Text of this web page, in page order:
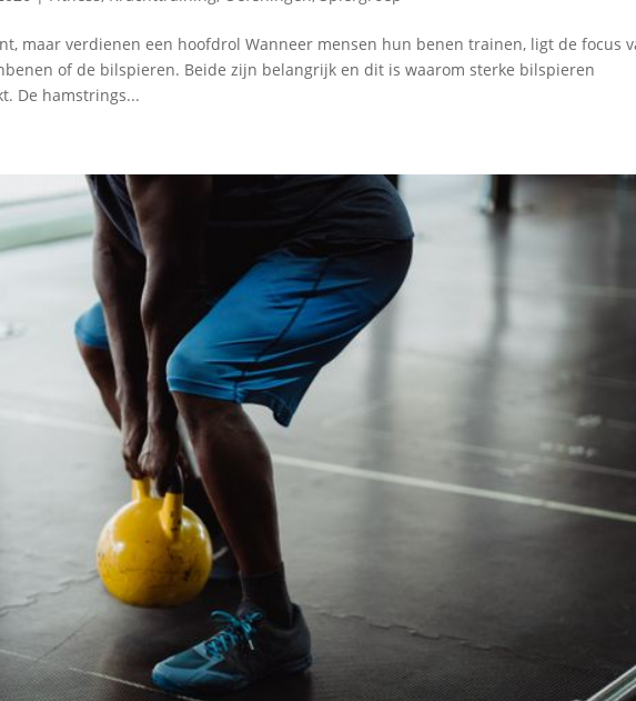
maar verdienen een hoofdrol Wanneer mensen hun benen trainen, ligt de focus
of de bilspieren. Beide zijn belangrijk en dit is waarom sterke bilspieren
De hamstrings...